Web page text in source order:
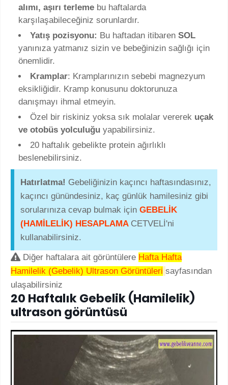
alımı, aşırı terleme bu haftalarda
karşılaşabileceğiniz sorunlardır.
Yatış pozisyonu: Bu haftadan itibaren SOL
yanınıza yatmanız sizin ve bebeğinizin sağlığı için
önemlidir.
Kramplar: Kramplarınızın sebebi magnezyum
eksikliğidir. Kramp konusunu doktorunuza
danışmayı ihmal etmeyin.
Özel bir riskiniz yoksa sık molalar vererek uçak
ve otobüs yolculuğu yapabilirsiniz.
20 haftalık gebelikte protein ağırlıklı
beslenebilirsiniz.
Hatırlatma! Gebeliğinizin kaçıncı haftasındasınız,
kaçıncı günündesiniz, kaç günlük hamilesiniz gibi
sorularınıza cevap bulmak için GEBELİK
(HAMİLELİK) HESAPLAMA CETVELİ'ni
kullanabilirsiniz.
Diğer haftalara ait görüntülere Hafta Hafta
Hamilelik (Gebelik) Ultrason Görüntüleri sayfasından
ulaşabilirsiniz
20 Haftalık Gebelik (Hamilelik)
ultrason görüntüsü